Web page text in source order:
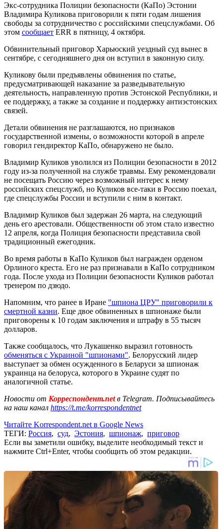
Экс-сотрудника Полиции безопасности (КаПо) Эстонии
Владимира Куликова приговорили к пяти годам лишения
свободы за сотрудничество с российскими спецслужбами. Об
этом сообщает ERR в пятницу, 4 октября.
Обвинительный приговор Харьюский уездный суд вынес в
сентябре, с сегодняшнего дня он вступил в законную силу.
Куликову были предъявлены обвинения по статье,
предусматривающей наказание за разведывательную
деятельность, направленную против Эстонской Республики, и
ее поддержку, а также за создание и поддержку антиэстонских
связей.
Детали обвинения не разглашаются, но признаков
государственной измены, о возможности которой в апреле
говорил гендиректор КаПо, обнаружено не было.
Владимир Куликов уволился из Полиции безопасности в 2012
году из-за полученной на службе травмы. Ему рекомендовали
не посещать Россию через возможный интерес к нему
российских спецслужб, но Куликов все-таки в Россию поехал,
где спецслужбы России и вступили с ним в контакт.
Владимир Куликов был задержан 26 марта, на следующий
день его арестовали. Общественности об этом стало известно
12 апреля, когда Полиция безопасности представила свой
традиционный ежегодник.
Во время работы в КаПо Куликов был награжден орденом
Орлиного креста. Его не раз признавали в КаПо сотрудником
года. После ухода из Полиции безопасности Куликов работал
тренером по дзюдо.
Напомним, что ранее в Иране "шпиона ЦРУ" приговорили к
смертной казни. Еще двое обвиненных в шпионаже были
приговорены к 10 годам заключения и штрафу в 55 тысяч
долларов.
Также сообщалось, что Лукашенко выразил готовность
обменяться с Украиной "шпионами". Белорусский лидер
выступает за обмен осужденного в Беларуси за шпионаж
украинца на белоруса, которого в Украине судят по
аналогичной статье.
Новости от Корреспондент.netв Telegram. Подписывайтесь
на наш канал https://t.me/korrespondentnet
Читайте Korrespondent.net в Google News
ТЕГИ: Россия, суд, Эстония, шпионаж, приговор
Если вы заметили ошибку, выделите необходимый текст и
нажмите Ctrl+Enter, чтобы сообщить об этом редакции.